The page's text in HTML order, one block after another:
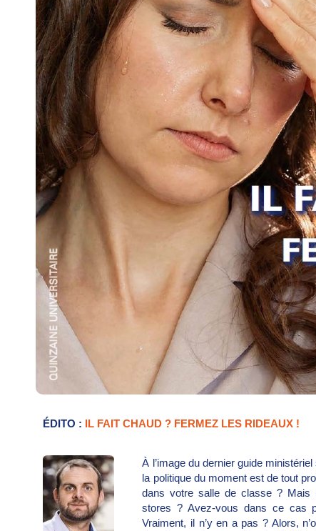
ÉDITO : IL FAIT CHAUD ? FERMEZ LES RIDEAUX !
À l’image du dernier guide
la politique du moment est de tout
dans votre salle de classe ? Mais
stores ? Avez-vous dans ce cas
Vraiment, il n’y en a pas ? Alors,